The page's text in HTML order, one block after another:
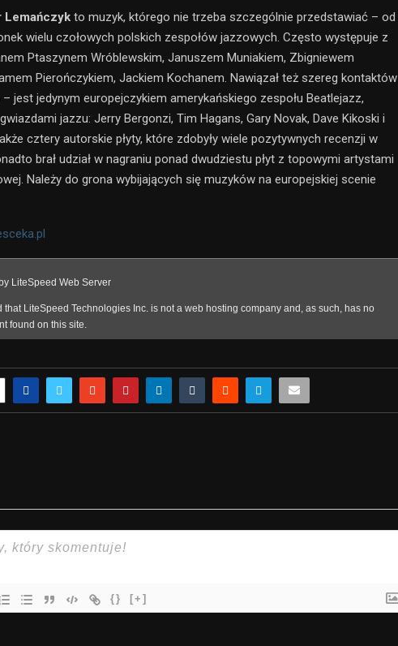
Lemańczyk to muzyk, którego nie trzeba szczególnie przedstawiać – od
wielu czołowych polskich zespołów jazzowych. Często występuje z
Ptaszynem Wróblewskim, Januszem Muniakiem, Zbigniewem
Pierończykiem, Jackiem Kochanem. Nawiązał też szereg kontaktów
jest jedynym europejczykiem amerykańskiego zespołu Beatlejazz,
jazzu: Jerry Bergonzi, Tim Hagans, Gary Novak, Dave Kikoski i
cztery autorskie płyty, które zdobyły wiele pozytywnych recenzji w
brał udział w nagraniu ponad dwudziestu płyt z topowymi artystami
Należy do grona wybijających się muzyków na europejskiej scenie
{} [+]